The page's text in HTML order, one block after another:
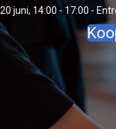
20 juni, 14:00 - 17:00 -